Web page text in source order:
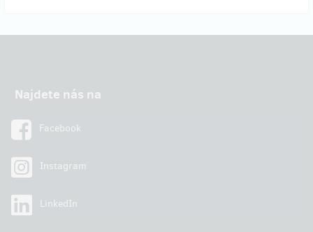
Najdete nás na
Facebook
Instagram
LinkedIn